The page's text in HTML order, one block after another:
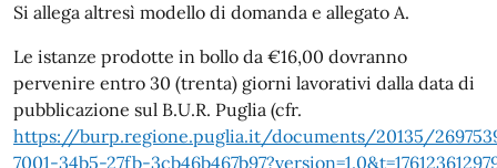
Si allega altresì modello di domanda e allegato A.
Le istanze prodotte in bollo da €16,00 dovranno
pervenire entro 30 (trenta) giorni lavorativi dalla data di
pubblicazione sul B.U.R. Puglia (cfr.
https://burp.regione.puglia.it/documents/20135/
7001-34b5-27fb-